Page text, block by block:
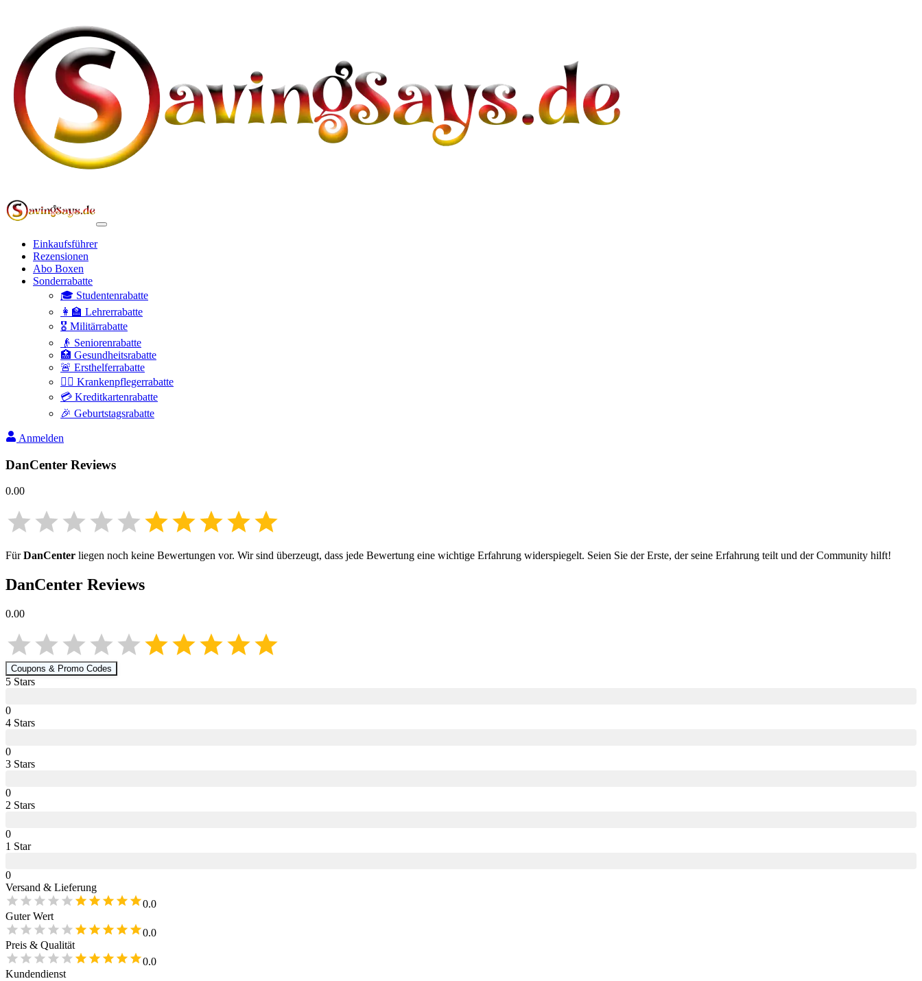
Einkaufsführer
Rezensionen
Abo Boxen
Sonderrabatte
🎓 Studentenrabatte
👩‍🏫 Lehrerrabatte
🎖️ Militärrabatte
👴 Seniorenrabatte
🏥 Gesundheitsrabatte
🚨 Ersthelferrabatte
👩‍⚕️ Krankenpflegerrabatte
💳 Kreditkartenrabatte
🎉 Geburtstagsrabatte
Anmelden
DanCenter Reviews
0.00
FürDanCenter liegen noch keine Bewertungen vor. Wir sind überzeugt, dass jede Bewertung eine wichtige Erfahrung widerspiegelt. Seien Sie der Erste, der seine Erfahrung teilt und der Community hilft!
DanCenter Reviews
0.00
Coupons & Promo Codes
5 Stars
0
4 Stars
0
3 Stars
0
2 Stars
0
1 Star
0
Versand & Lieferung
0.0
Guter Wert
0.0
Preis & Qualität
0.0
Kundendienst